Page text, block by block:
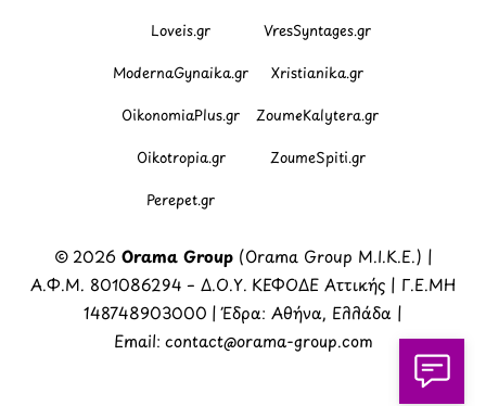
Loveis.gr VresSyntages.gr
ModernaGynaika.gr Xristianika.gr
OikonomiaPlus.gr ZoumeKalytera.gr
Oikotropia.gr ZoumeSpiti.gr
Perepet.gr
© 2026 Orama Group(Orama Group Μ.Ι.Κ.Ε.) |
Α.Φ.Μ. 801086294 – Δ.Ο.Υ. ΚΕΦΟΔΕ Αττικής | Γ.Ε.ΜΗ
148748903000 | Έδρα: Αθήνα, Ελλάδα |
Email: contact@orama-group.com